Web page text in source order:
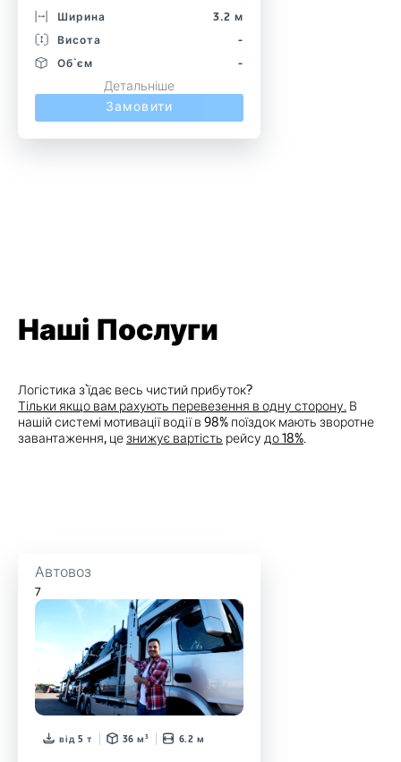
Ширина
3.2 м
Висота
-
Об`єм
-
Детальніше
Замовити
Наші Послуги
Логістика з`їдає весь чистий прибуток?
Тільки якщо вам рахують перевезення в одну сторону. В
нашій системі мотивації водії в 98% поїздок мають зворотне
завантаження, цезнижує вартість рейсу до 18%.
Автовоз
7
від 5 т 36 м³ 6.2 м